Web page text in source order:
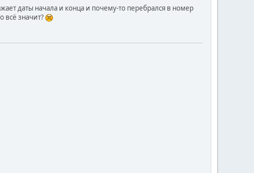
даты начала и конца и почему-то перебрался в номер
всё значит?